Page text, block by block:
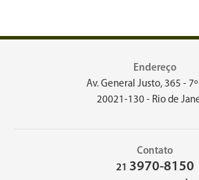
Endereço
Av. General Justo, 365 -
20021-130 - Rio de
Contato
21 3970-8150